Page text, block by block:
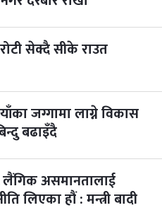
सेक्दै सीके राउत
जग्गामा लाग्ने विकास
बढाइँदै
असमानतालाई
लिएका हौं : मन्त्री बादी